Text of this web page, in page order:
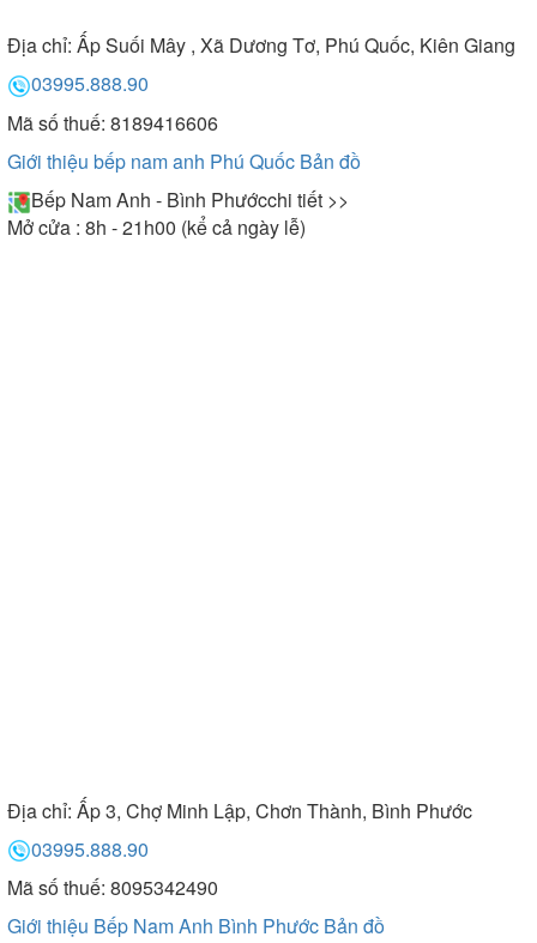
Địa chỉ: Ấp Suối Mây , Xã Dương Tơ, Phú Quốc, Kiên Giang
03995.888.90
Mã số thuế: 8189416606
Giới thiệu bếp nam anh Phú Quốc Bản đồ
Bếp Nam Anh - Bình Phướcchi tiết >>
Mở cửa : 8h - 21h00 (kể cả ngày lễ)
Địa chỉ: Ấp 3, Chợ Minh Lập, Chơn Thành, Bình Phước
03995.888.90
Mã số thuế: 8095342490
Giới thiệu Bếp Nam Anh Bình Phước Bản đồ